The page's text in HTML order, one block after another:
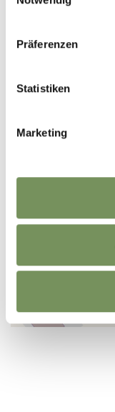
Präferenzen
Statistiken
Marketing